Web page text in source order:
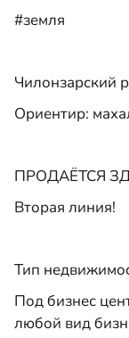
#земля
Чилонзарский
Ориентир:
ПРОДАЁТСЯ
Вторая линия!
Тип
Под бизнес
любой вид